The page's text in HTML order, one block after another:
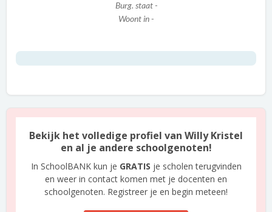
Burg. staat -
Woont in -
Bekijk het volledige profiel van Willy Kristel
en al je andere schoolgenoten!
In SchoolBANK kun je GRATIS je scholen terugvinden
en weer in contact komen met je docenten en
schoolgenoten. Registreer je en begin meteen!